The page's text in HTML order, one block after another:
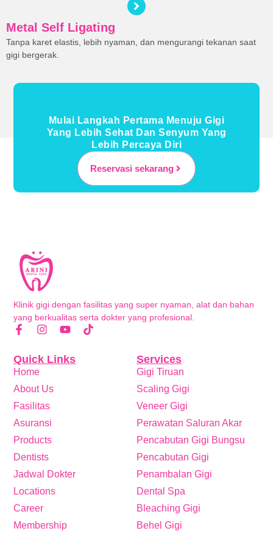
Metal Self Ligating
Tanpa karet elastis, lebih nyaman, dan mengurangi tekanan saat
gigi bergerak.
Mulai Langkah Pertama Menuju Gigi
Yang Lebih Sehat Dan Senyum Yang
Lebih Percaya Diri
Reservasi sekarang
Klinik gigi dengan fasilitas yang super nyaman, alat dan bahan
yang berkualitas serta dokter yang profesional.
Services
Gigi Tiruan
Scaling Gigi
Veneer Gigi
Perawatan Saluran Akar
Pencabutan Gigi Bungsu
Pencabutan Gigi
Penambalan Gigi
Dental Spa
Bleaching Gigi
Behel Gigi
Quick Links
Home
About Us
Fasilitas
Asuransi
Products
Dentists
Jadwal Dokter
Locations
Career
Membership